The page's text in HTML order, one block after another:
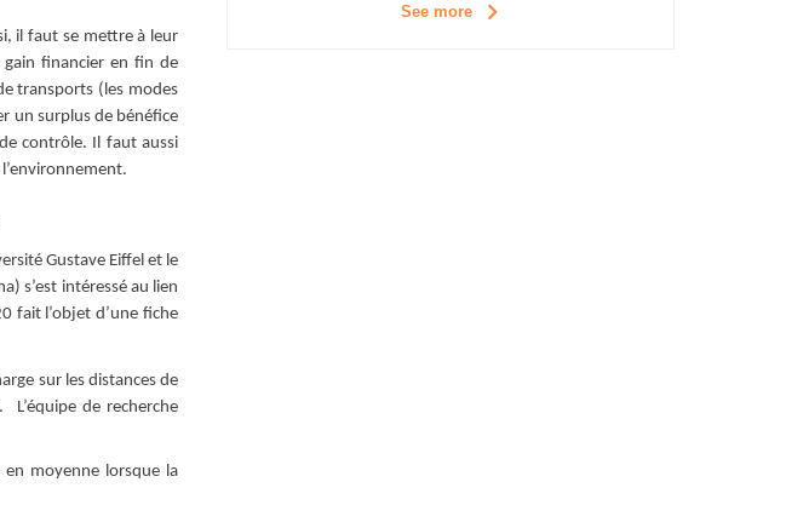
il faut se mettre à leur
financier en fin de
transports (les modes
un surplus de bénéfice
contrôle. Il faut aussi
Gustave Eiffel et le
s’est intéressé au lien
fait l’objet d’une fiche
sur les distances de
de recherche
moyenne lorsque la
See more